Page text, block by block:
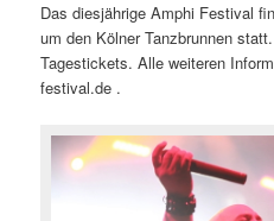
Das diesjährige Amphi Festival
um den Kölner Tanzbrunnen
Tagestickets. Alle weiteren
festival.de .